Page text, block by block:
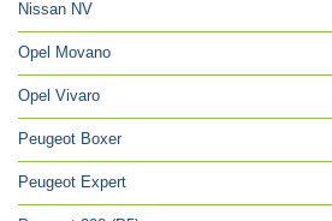
Nissan NV
Opel Movano
Opel Vivaro
Peugeot Boxer
Peugeot Expert